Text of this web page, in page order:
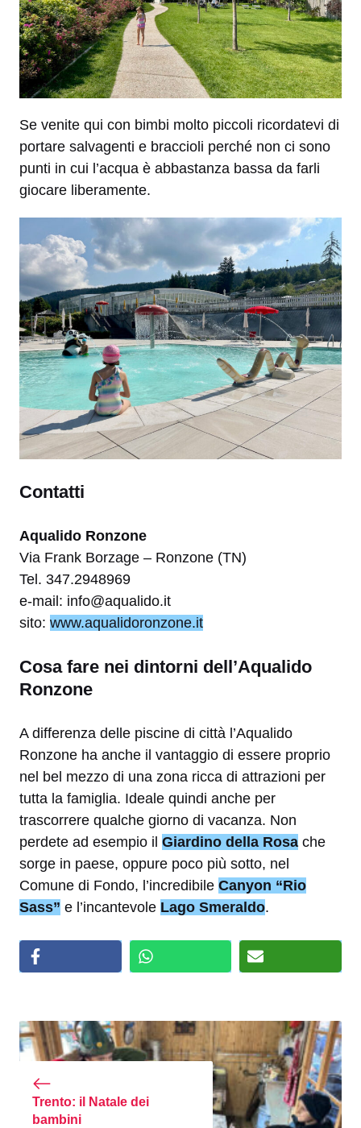
Se venite qui con bimbi molto piccoli ricordatevi di
portare salvagenti e braccioli perché non ci sono
punti in cui l’acqua è abbastanza bassa da farli
giocare liberamente.
Contatti
Aqualido Ronzone
Via Frank Borzage – Ronzone (TN)
Tel. 347.2948969
e-mail: info@aqualido.it
sito: www.aqualidoronzone.it
Cosa fare nei dintorni dell’Aqualido
Ronzone
A differenza delle piscine di città l’Aqualido
Ronzone ha anche il vantaggio di essere proprio
nel bel mezzo di una zona ricca di attrazioni per
tutta la famiglia. Ideale quindi anche per
trascorrere qualche giorno di vacanza. Non
perdete ad esempio il Giardino della Rosa che
sorge in paese, oppure poco più sotto, nel
Comune di Fondo, l’incredibile Canyon “Rio
Sass” e l’incantevole Lago Smeraldo.
Trento: il Natale dei
bambini